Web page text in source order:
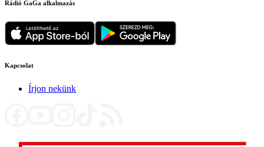
Rádió GaGa alkalmazás
Kapcsolat
Írjon nekünk